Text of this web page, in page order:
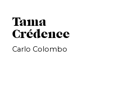
Tama
Crédence
Carlo Colombo